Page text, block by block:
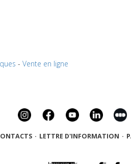
- Vente en ligne
· LETTRE D'INFORMATION ·